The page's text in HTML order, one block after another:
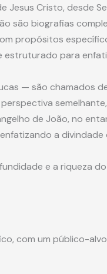
Jesus Cristo, desde
são biografias
propósitos
estruturado para
— são chamados
de João, no
a divindade
e a riqueza do
com um público-